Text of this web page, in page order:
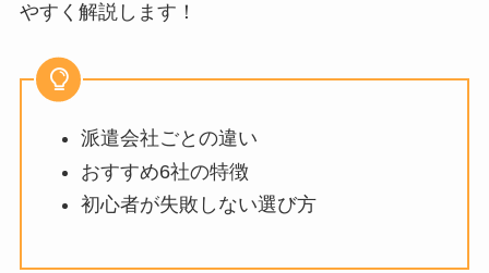
やすく解説します！
派遣会社ごとの違い
おすすめ6社の特徴
初心者が失敗しない選び方